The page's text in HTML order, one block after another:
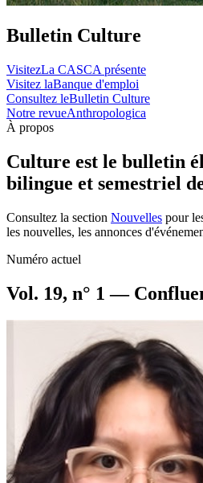
Bulletin Culture
VisitezLa CASCA présente
Visitez laBanque d'emploi
Consultez leBulletin Culture
Notre revueAnthropologica
À propos
Culture est le bulletin
bilingue et semestriel
Consultez la section Nouvelles pour
les nouvelles, les annonces
Numéro actuel
Vol. 19, n° 1 —